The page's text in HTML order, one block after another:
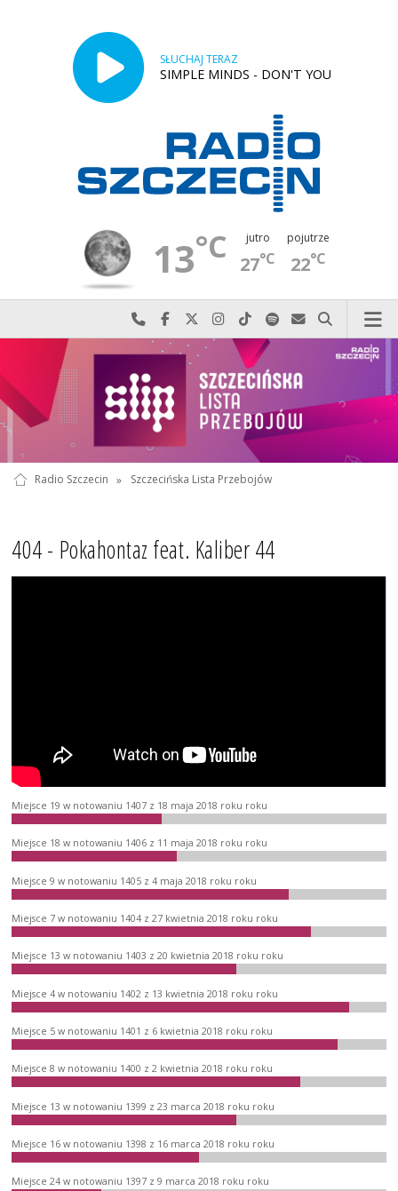
SŁUCHAJ TERAZ
SIMPLE MINDS - DON'T YOU
13°C jutro
27°C
pojutrze
22°C
Najlepiej po prostu do nas zadzwoń
Odwiedź nas na Facebook-u
Odwiedź nas na X
Odwiedź nas na Instagram-ie
Odwiedź nas na TikTok-u
Szukaj nas na Spotify
Wyślij do nas
Szukaj
Radio Szczecin » Szczecińska Lista Przebojów
404 - Pokahontaz feat. Kaliber 44
Miejsce 19 w notowaniu 1407 z 18 maja 2018 roku roku
Miejsce 18 w notowaniu 1406 z 11 maja 2018 roku roku
Miejsce 9 w notowaniu 1405 z 4 maja 2018 roku roku
Miejsce 7 w notowaniu 1404 z 27 kwietnia 2018 roku roku
Miejsce 13 w notowaniu 1403 z 20 kwietnia 2018 roku roku
Miejsce 4 w notowaniu 1402 z 13 kwietnia 2018 roku roku
Miejsce 5 w notowaniu 1401 z 6 kwietnia 2018 roku roku
Miejsce 8 w notowaniu 1400 z 2 kwietnia 2018 roku roku
Miejsce 13 w notowaniu 1399 z 23 marca 2018 roku roku
Miejsce 16 w notowaniu 1398 z 16 marca 2018 roku roku
Miejsce 24 w notowaniu 1397 z 9 marca 2018 roku roku